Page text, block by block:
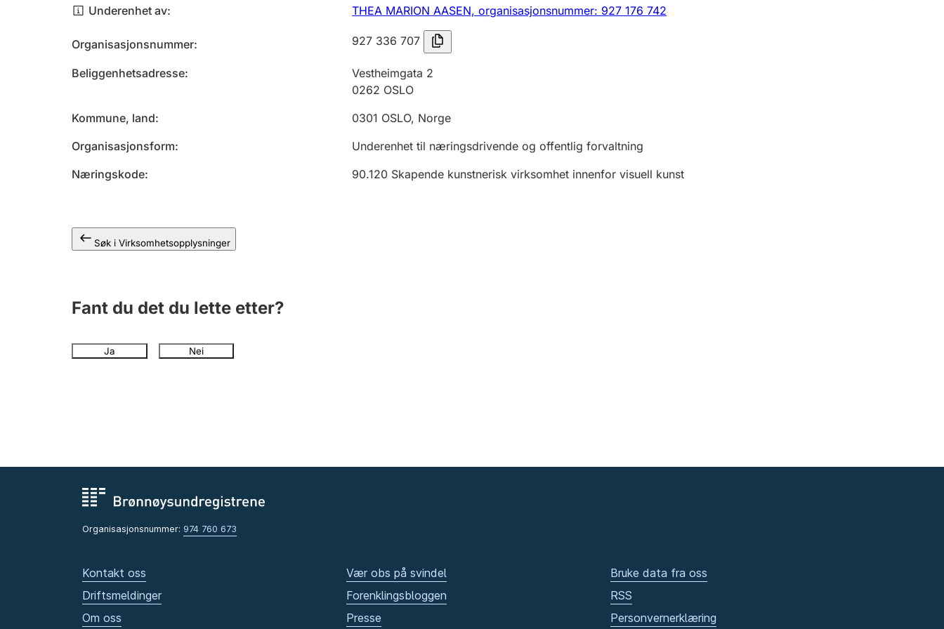
Underenhet av THEA MARION AASEN, organisasjonsnummer: 927 176 742
Organisasjonsnummer 927 336 707
Beliggenhetsadresse
Vestheimgata 2
0262 OSLO
Kommune, land
0301 OSLO, Norge
Organisasjonsform
Underenhet til næringsdrivende og offentlig forvaltning
Næringskode
90.120 Skapende kunstnerisk virksomhet innenfor visuell kunst
Søk i Virksomhetsopplysninger
Fant du det du lette etter?
Ja Nei
Organisasjonsnummer: 974 760 673
Kontakt oss
Driftsmeldinger
Om oss
Vær obs på svindel
Forenklingsbloggen
Presse
Bruke data fra oss
RSS
Personvernerklæring